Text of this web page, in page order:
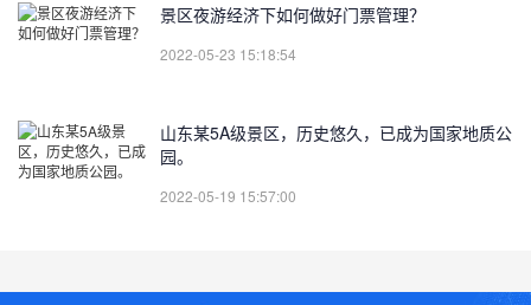
景区夜游经济下如何做好门票管理？
2022-05-23 15:18:54
山东某5A级景区，历史悠久，已成为国家地质公
园。
2022-05-19 15:57:00